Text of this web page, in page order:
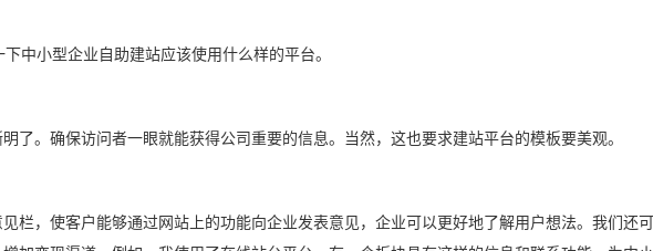
小型企业自助建站应该使用什么样的平台。
。确保访问者一眼就能获得公司重要的信息。当然，这也要求建站平台的模板要美观。
，使客户能够通过网站上的功能向企业发表意见，企业可以更好地了解用户想法。我们还